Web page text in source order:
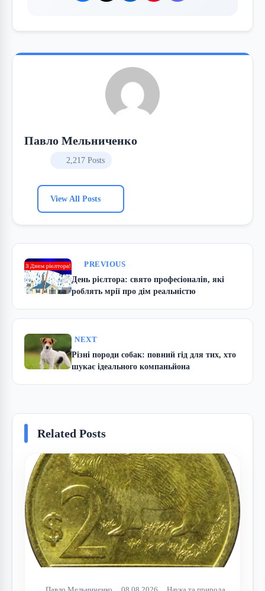
Павло Мельниченко
2,217 Posts
View All Posts
PREVIOUS
День рієлтора: свято професіоналів, які
роблять мрії про дім реальністю
NEXT
Різні породи собак: повний гід для тих, хто
шукає ідеального компаньйона
Related Posts